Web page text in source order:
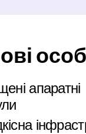
апаратні